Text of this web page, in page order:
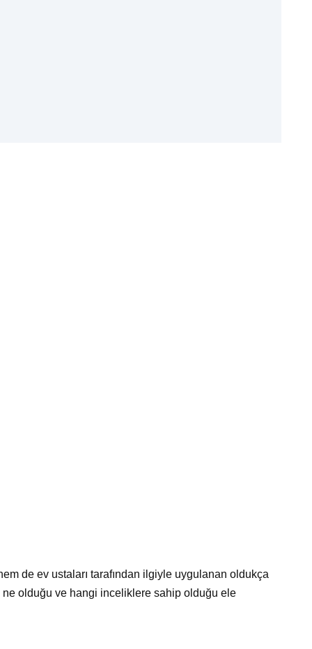
de ev ustaları tarafından ilgiyle uygulanan oldukça
olduğu ve hangi inceliklere sahip olduğu ele